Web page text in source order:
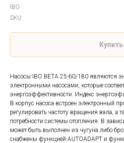
IBO
SKU:
Купить
Насосы IBO BETA 25-60/180 являются
электронными насосами, которые
энергоэффективности. Индекс
В корпус насоса встроен электронный
регулировать частоту вращения вала, а
потребности системы отопления. В
может быть выполнен из чугуна либо
снабжены функцией AUTOADAPT и